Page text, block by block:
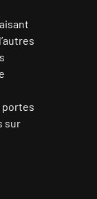
portes
sur